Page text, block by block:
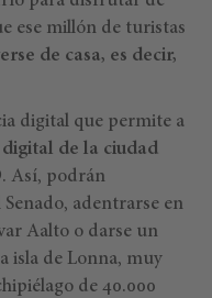
ese millón de turistas
de casa, es decir,
digital que permite a
de la ciudad
. Así, podrán
Senado, adentrarse en
Aalto o darse un
isla de Lonna, muy
de 40.000